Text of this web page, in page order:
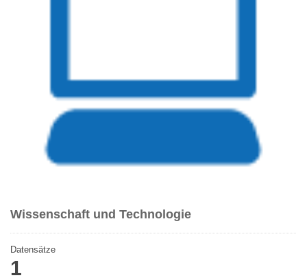
Wissenschaft und Technologie
Datensätze
1